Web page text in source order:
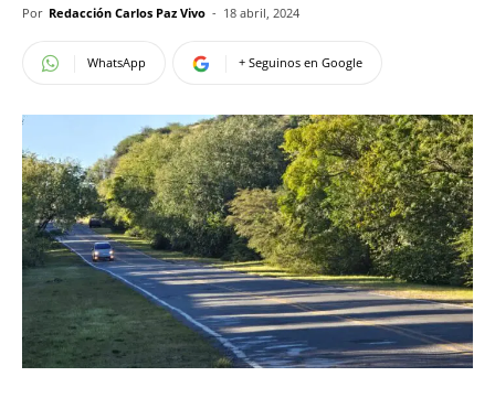
Por Redacción Carlos Paz Vivo - 18 abril, 2024
WhatsApp + Seguinos en Google